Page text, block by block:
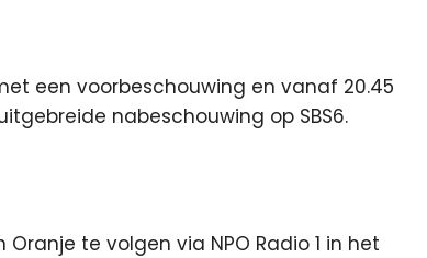
een voorbeschouwing en vanaf 20.45
nabeschouwing op SBS6.
te volgen via NPO Radio 1 in het